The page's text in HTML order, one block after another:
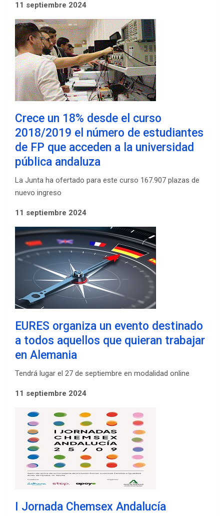
11 septiembre 2024
Crece un 18% desde el curso
2018/2019 el número de estudiantes
de FP que acceden a la universidad
pública andaluza
La Junta ha ofertado para este curso 167.907 plazas de
nuevo ingreso
11 septiembre 2024
EURES organiza un evento destinado
a todos aquellos que quieran trabajar
en Alemania
Tendrá lugar el 27 de septiembre en modalidad online
11 septiembre 2024
I Jornada Chemsex Andalucía